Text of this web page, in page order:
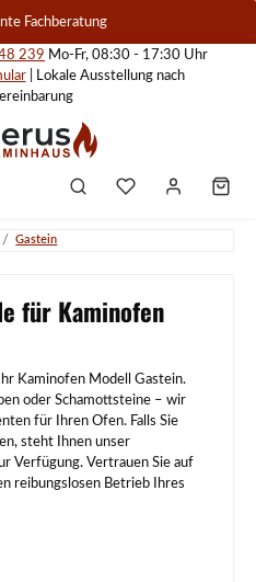
Fachberatung
239 Mo-Fr, 08:30 - 17:30 Uhr
| Lokale Ausstellung nach
/ Gastein
für Kaminofen
Kaminofen Modell Gastein.
oder Schamottsteine – wir
für Ihren Ofen. Falls Sie
steht Ihnen unser
Verfügung. Vertrauen Sie auf
reibungslosen Betrieb Ihres